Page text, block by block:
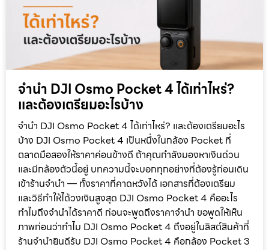
จำนำ DJI Osmo Pocket 4 ได้เท่าไหร่?
และต้องเตรียมอะไรบ้าง
จำนำ DJI Osmo Pocket 4 ได้เท่าไหร่? และต้องเตรียมอะไร
บ้าง DJI Osmo Pocket 4 เป็นหนึ่งในกล้อง Pocket ที่
ตลาดมือสองให้ราคาค่อนข้างดี ถ้าคุณกำลังมองหาเงินด่วน
และมีกล้องตัวนี้อยู่ บทความนี้จะบอกทุกอย่างที่ต้องรู้ก่อนเดิน
เข้าร้านจำนำ — ทั้งราคาที่คาดหวังได้ เอกสารที่ต้องเตรียม
และวิธีทำให้ได้วงเงินสูงสุด DJI Osmo Pocket 4 คืออะไร
ทำไมถึงจำนำได้ราคาดี ก่อนจะพูดถึงราคาจำนำ ขอพูดให้เห็น
ภาพก่อนว่าทำไม DJI Osmo Pocket 4 ถึงอยู่ในลิสต์สินค้าที่
ร้านจำนำยินดีรับ DJI Osmo Pocket 4 คือกล้อง Pocket 3